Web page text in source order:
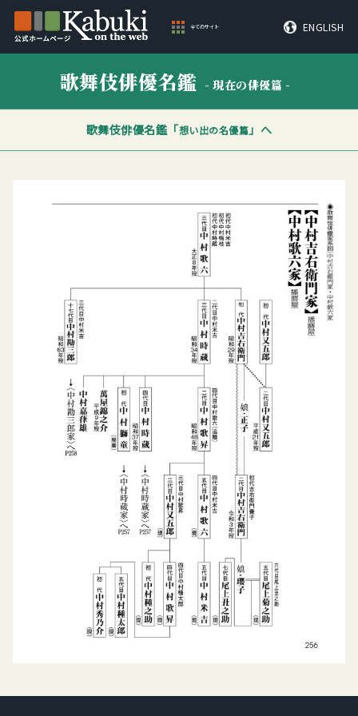
全てのサイト ENGLISH
歌舞伎俳優名鑑 - 現在の俳優篇 -
歌舞伎俳優名鑑「想い出の名優篇」へ